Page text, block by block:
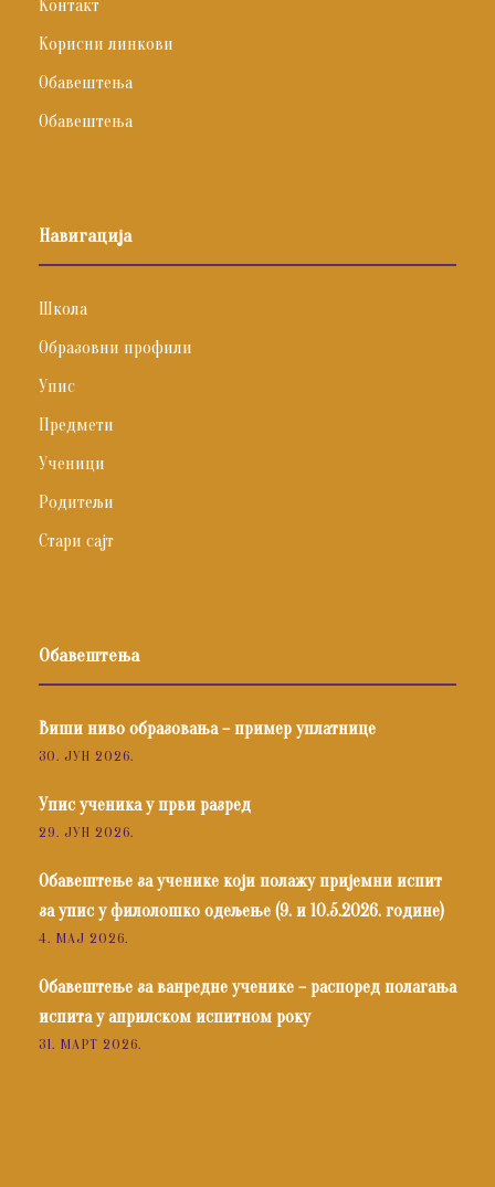
Контакт
Корисни линкови
Обавештења
Обавештења
Навигација
Школа
Образовни профили
Упис
Предмети
Ученици
Родитељи
Стари сајт
Обавештења
Виши ниво образовања – пример уплатнице
30. ЈУН 2026.
Упис ученика у први разред
29. ЈУН 2026.
Обавештење за ученике који полажу пријемни испит
за упис у филолошко одељење (9. и 10.5.2026. године)
4. МАЈ 2026.
Обавештење за ванредне ученике – распоред полагања
испита у априлском испитном року
31. МАРТ 2026.